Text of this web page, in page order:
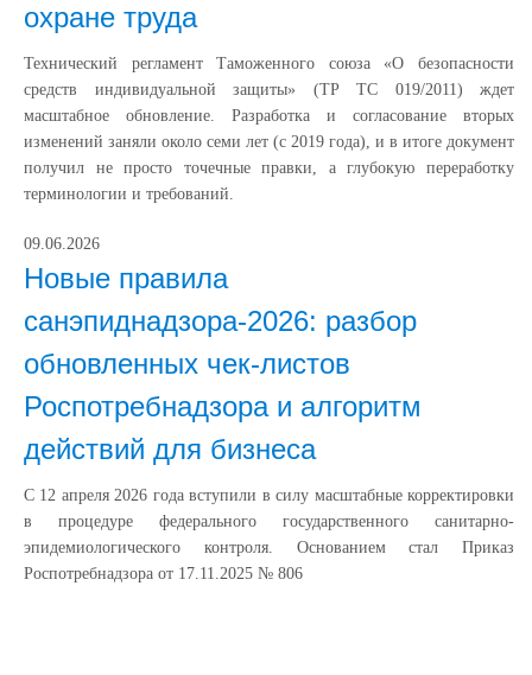
охране труда
Технический регламент Таможенного союза «О безопасности
средств индивидуальной защиты» (ТР ТС 019/2011) ждет
масштабное обновление. Разработка и согласование вторых
изменений заняли около семи лет (с 2019 года), и в итоге документ
получил не просто точечные правки, а глубокую переработку
терминологии и требований.
09.06.2026
Новые правила
санэпиднадзора-2026: разбор
обновленных чек-листов
Роспотребнадзора и алгоритм
действий для бизнеса
С 12 апреля 2026 года вступили в силу масштабные корректировки
в процедуре федерального государственного санитарно-
эпидемиологического контроля. Основанием стал Приказ
Роспотребнадзора от 17.11.2025 № 806